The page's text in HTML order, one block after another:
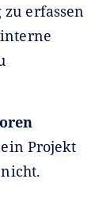
erfassen
Projekt